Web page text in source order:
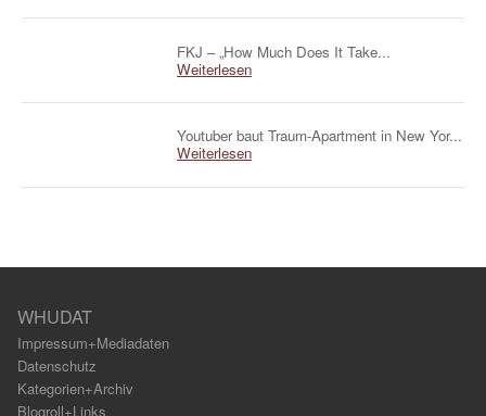
FKJ – „How Much Does It Take...
Weiterlesen
Youtuber baut Traum-Apartment in New Yor...
Weiterlesen
WHUDAT
Impressum+Mediadaten
Datenschutz
Kategorien+Archiv
Blogroll+Links